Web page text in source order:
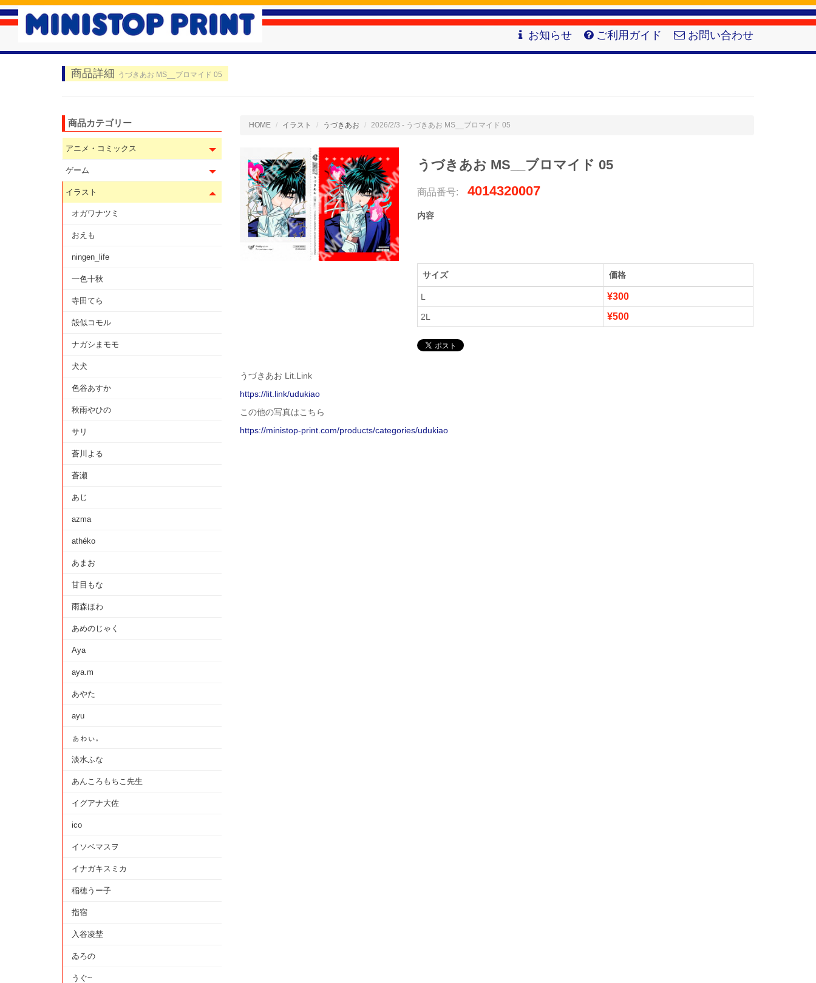
お知らせ ご利用ガイド お問い合わせ
商品詳細 うづきあお MS__ブロマイド 05
HOME イラスト うづきあお 2026/2/3 - うづきあお MS__ブロマイド 05
うづきあお MS__ブロマイド 05
商品番号: 4014320007
内容
サイズ 価格
L ¥300
2L ¥500
うづきあお Lit.Link
https://lit.link/udukiao
この他の写真はこちら
https://ministop-print.com/products/categories/udukiao
商品カテゴリー
アニメ・コミックス
ゲーム
イラスト
オガワナツミ
おえも
ningen_life
一色十秋
寺田てら
殻似コモル
ナガシまモモ
犬犬
色谷あすか
秋雨やひの
サリ
蒼川よる
蒼瀬
あじ
azma
athéko
あまお
甘目もな
雨森ほわ
あめのじゃく
Aya
aya.m
あやた
ayu
ぁゎぃ。
淡水ふな
あんころもちこ先生
イグアナ大佐
ico
イソベマスヲ
イナガキスミカ
稲穂うー子
指宿
入谷凌埜
ゐろの
うぐ~